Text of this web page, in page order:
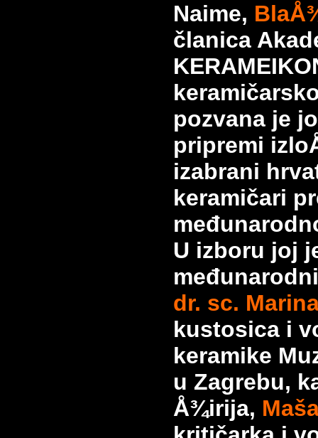
Naime,
članica
pozvana je
pripremi
izabrani
keramičari
U izboru joj
dr. sc.
kustosica i
keramike
u Zagrebu,
Å¾irija,